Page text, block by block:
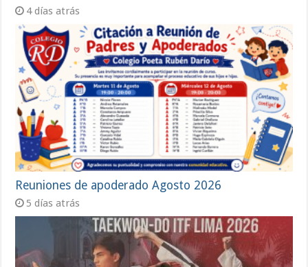
4 días atrás
Reuniones de apoderado Agosto 2026
5 días atrás